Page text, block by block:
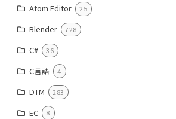
Atom Editor 25
Blender 728
C# 36
C言語 4
DTM 283
EC 8